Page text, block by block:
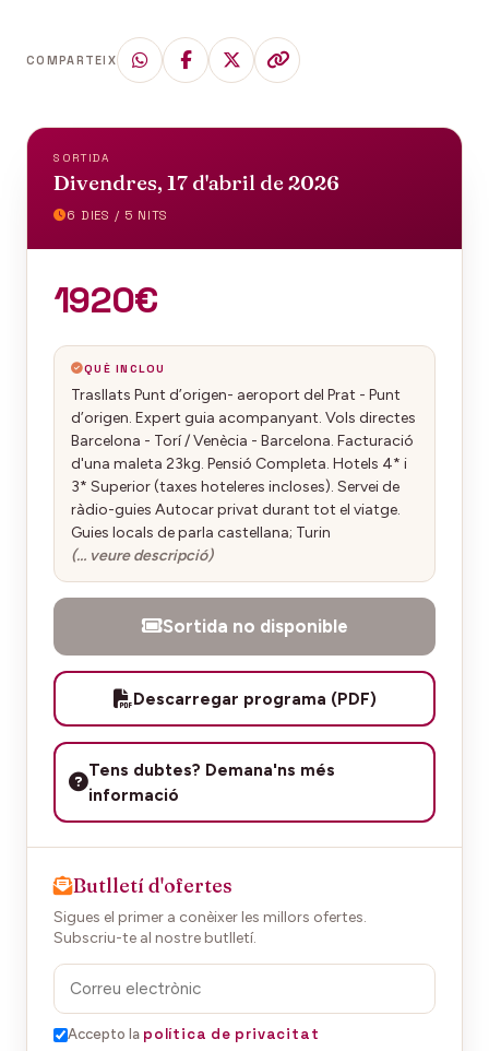
COMPARTEIX
SORTIDA
Divendres, 17 d'abril de 2026
6 DIES / 5 NITS
1920€
QUÈ INCLOU
Trasllats Punt d’origen- aeroport del Prat - Punt
d’origen. Expert guia acompanyant. Vols directes
Barcelona - Torí / Venècia - Barcelona. Facturació
d'una maleta 23kg. Pensió Completa. Hotels 4* i
3* Superior (taxes hoteleres incloses). Servei de
ràdio-guies Autocar privat durant tot el viatge.
Guies locals de parla castellana; Turin
(… veure descripció)
Sortida no disponible
Descarregar programa (PDF)
Tens dubtes? Demana'ns més
informació
Butlletí d'ofertes
Sigues el primer a conèixer les millors ofertes.
Subscriu-te al nostre butlletí.
Accepto la política de privacitat